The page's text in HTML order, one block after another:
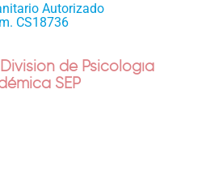
Autorizado
CS18736
de Psicología
SEP